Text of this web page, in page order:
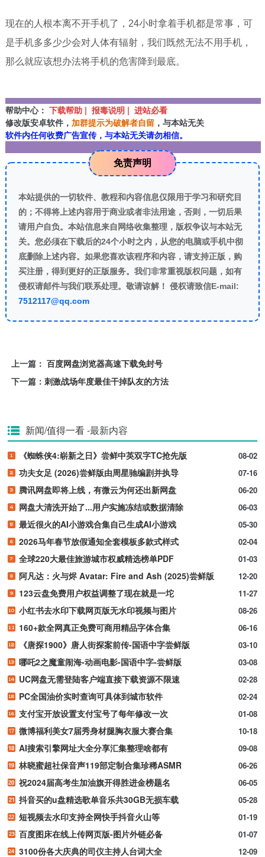
现在的人根本离不开手机了，24小时拿着手机都是常事，可
是手机多多少少会对人体有辐射，我们既然无法不用手机，
那么就应该想办法将手机的危害降到最底。
帮助中心： 下载帮助 | 报毒说明 | 进站必看
修改版安卓软件， 加群提示为破解者自留 ，与本站无关
软件内任何收费广告宣传，与本站无关请勿相信。
免责声明
本站提供的一切软件、教程和内容信息仅限用于学习和研究目
的；不得将上述内容用于商业或者非法用途，否则，一切后果
请用户自负。本站信息来自网络收集整理，版权争议与本站无
关。您必须在下载后的24个小时之内，从您的电脑或手机中彻
底删除上述内容。如果您喜欢该程序和内容，请支持正版，购
买注册，得到更好的正版服务。我们非常重视版权问题，如有
侵权请邮件与我们联系处理。敬请谅解！ 侵权请致信E-mail:
7512117@qq.com
上一篇： 百度网盘浏览器高速下载免封号
下一篇： 刺激战场年度最佳干掉队友的方法
新闻/值得一看-最新内容
08-02
《蜘蛛侠4:崭新之日》尝鲜中英双字TC抢先版
07-16
功夫女足 (2026)尝鲜版由周星驰编剧并执导
06-20
腾讯网盘即将上线，有微云为何还出新网盘
06-03
网盘大清洗开始了...用户实施冻结或数据清除
05-30
最近很火的AI小游戏合集自己生成AI小游戏
02-04
2026马年春节放假通知全套模板多款式样式
01-03
全球220大最佳旅游城市权威精选榜单PDF
12-20
阿凡达：火与烬 Avatar: Fire and Ash (2025)尝鲜版
11-27
123云盘免费用户权益调整了现在就是一坨
08-26
小红书去水印下载网页版无水印视频与图片
06-16
160+款全网真正免费可商用精品字体合集
03-10
《唐探1900》唐人街探案前传-国语中字尝鲜版
03-08
哪吒2之魔童闹海-动画电影-国语中字-尝鲜版
02-28
UC网盘无需登陆客户端直接下载资源不限速
02-24
PC全国油价实时查询可具体到城市软件
01-08
支付宝开放设置支付宝号了每年修改一次
10-18
微博福利美女7届秀身材腿胸衣服大赛合集
09-08
AI搜索引擎网址大全分享汇集整理啥都有
06-26
林晓蜜超社保音声119部定制合集珍稀ASMR
06-05
祝2024届高考生加油旗开得胜进金榜题名
05-28
抖音买的u盘精选歌单音乐共30GB无损车载
01-19
短视频去水印支持全网快手抖音火山等
01-07
百度图床在线上传网页版-图片外链必备
12-09
3100份各大庆典的司仪主持人台词大全